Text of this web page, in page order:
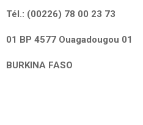
Tél.: (00226) 78 00 23 73
01 BP 4577 Ouagadougou 01
BURKINA FASO